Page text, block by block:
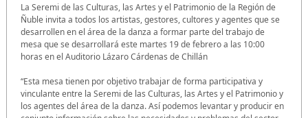
La Seremi de las Culturas, las Artes y el Patrimonio de la Región de
Ñuble invita a todos los artistas, gestores, cultores y agentes que se
desarrollen en el área de la danza a formar parte del trabajo de
mesa que se desarrollará este martes 19 de febrero a las 10:00
horas en el Auditorio Lázaro Cárdenas de Chillán
“Esta mesa tienen por objetivo trabajar de forma participativa y
vinculante entre la Seremi de las Culturas, las Artes y el Patrimonio y
los agentes del área de la danza. Así podemos levantar y producir en